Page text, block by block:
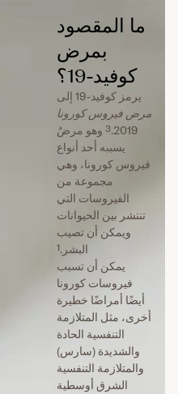
ما المقصود
بمرض
كوفيد-19؟
يرمز كوفيد-19 إلى
مرض فيروس كورونا
2019‏.
3 وهو مرضٌ
يسببه أحد أنواع
فيروس كورونا، وهي
مجموعة من
الفيروسات التي
تنتشر بين الحيوانات
ويمكن أن تصيب
البشر.1
يمكن أن تسبب
فيروسات كورونا
أيضًا أمراضًا خطيرة
أخرى، مثل المتلازمة
التنفسية الحادة
والشديدة (سارس)
والمتلازمة التنفسية
الشرق أوسطية